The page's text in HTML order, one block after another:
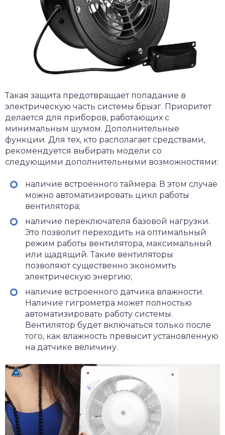
Такая защита предотвращает попадание в
электрическую часть системы брызг. Приоритет
делается для приборов, работающих с
минимальным шумом. Дополнительные
функции. Для тех, кто располагает средствами,
рекомендуется выбирать модели со
следующими дополнительными возможностями:
наличие встроенного таймера. В этом случае
можно автоматизировать цикл работы
вентилятора;
наличие переключателя базовой нагрузки.
Это позволит переходить на оптимальный
режим работы вентилятора, максимальный
или щадящий. Такие вентиляторы
позволяют существенно экономить
электрическую энергию;
наличие встроенного датчика влажности.
Наличие гигрометра может полностью
автоматизировать работу системы.
Вентилятор будет включаться только после
того, как влажность превысит установленную
на датчике величину.